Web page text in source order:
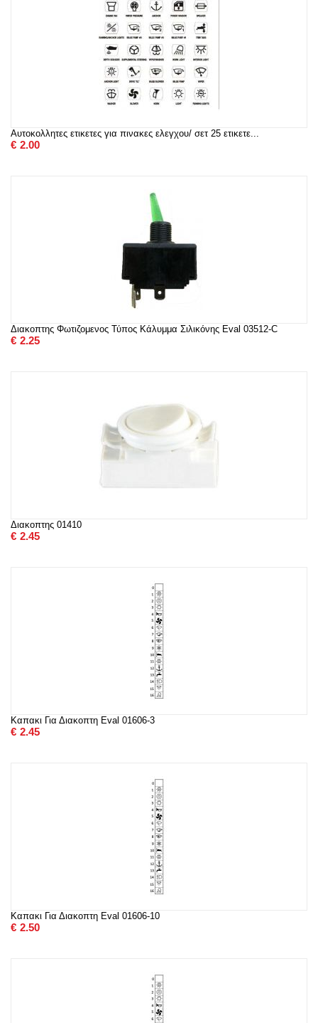
Αυτοκολλητες ετικετες για πινακες ελεγχου/ σετ 25 ετικετε...
€ 2.00
Διακοπτης Φωτιζομενος Τύπος Κάλυμμα Σιλικόνης Eval 03512-C
€ 2.25
Διακοπτης 01410
€ 2.45
Καπακι Για Διακοπτη Eval 01606-3
€ 2.45
Καπακι Για Διακοπτη Eval 01606-10
€ 2.50